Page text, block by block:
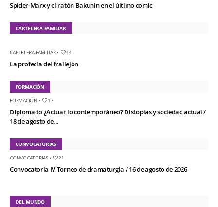
Spider-Marx y el ratón Bakunin en el último comic
CARTELERA FAMILIAR
CARTELERA FAMILIAR• 14
La profecía del frailejón
FORMACIÓN
FORMACIÓN • 17
Diplomado ¿Actuar lo contemporáneo? Distopías y sociedad actual /
18 de agosto de...
CONVOCATORIAS
CONVOCATORIAS• 21
Convocatoria IV Torneo de dramaturgia / 16 de agosto de 2026
DEL MUNDO